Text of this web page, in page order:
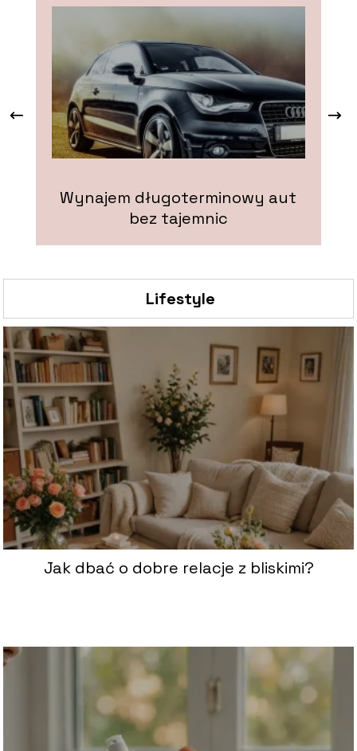
Wynajem długoterminowy aut
bez tajemnic
Lifestyle
Jak dbać o dobre relacje z bliskimi?